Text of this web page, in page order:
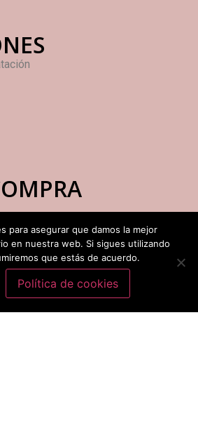
para asegurar que damos la mejor
en nuestra web. Si sigues utilizando
que estás de acuerdo.
Política de cookies